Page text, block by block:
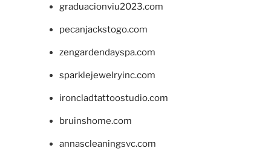
graduacionviu2023.com
pecanjackstogo.com
zengardendayspa.com
sparklejewelryinc.com
ironcladtattoostudio.com
bruinshome.com
annascleaningsvc.com